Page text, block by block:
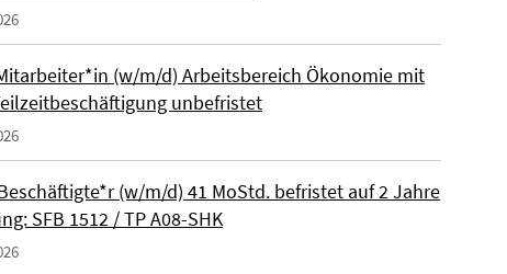
(w/m/d) Arbeitsbereich Ökonomie mit
unbefristet
(w/m/d) 41 MoStd. befristet auf 2 Jahre
SFB 1512 / TP A08-SHK